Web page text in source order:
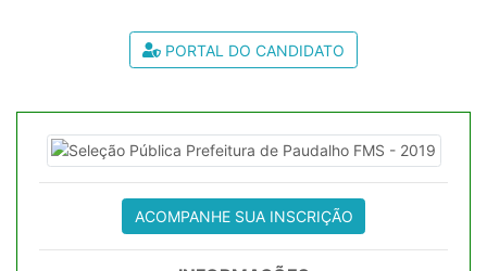
PORTAL DO CANDIDATO
ACOMPANHE SUA INSCRIÇÃO